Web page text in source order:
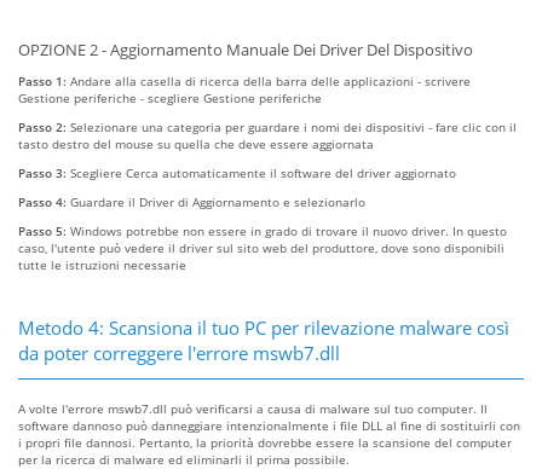
OPZIONE 2 - Aggiornamento Manuale Dei Driver Del Dispositivo
Passo 1: Andare alla casella di ricerca della barra delle applicazioni - scrivere
Gestione periferiche - scegliere Gestione periferiche
Passo 2: Selezionare una categoria per guardare i nomi dei dispositivi - fare clic con il
tasto destro del mouse su quella che deve essere aggiornata
Passo 3: Scegliere Cerca automaticamente il software del driver aggiornato
Passo 4: Guardare il Driver di Aggiornamento e selezionarlo
Passo 5: Windows potrebbe non essere in grado di trovare il nuovo driver. In questo
caso, l'utente può vedere il driver sul sito web del produttore, dove sono disponibili
tutte le istruzioni necessarie
Metodo 4: Scansiona il tuo PC per rilevazione malware così
da poter correggere l'errore mswb7.dll
A volte l'errore mswb7.dll può verificarsi a causa di malware sul tuo computer. Il
software dannoso può danneggiare intenzionalmente i file DLL al fine di sostituirli con
i propri file dannosi. Pertanto, la priorità dovrebbe essere la scansione del computer
per la ricerca di malware ed eliminarli il prima possibile.